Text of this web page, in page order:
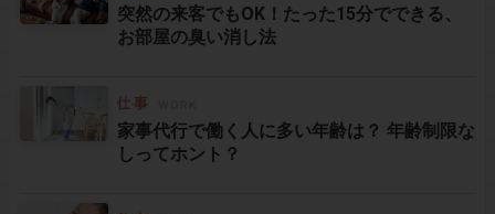
突然の来客でもOK！たった15分でできる、
お部屋の臭い消し法
家事代行で働く人に多い年齢は？ 年齢制限な
しってホント？